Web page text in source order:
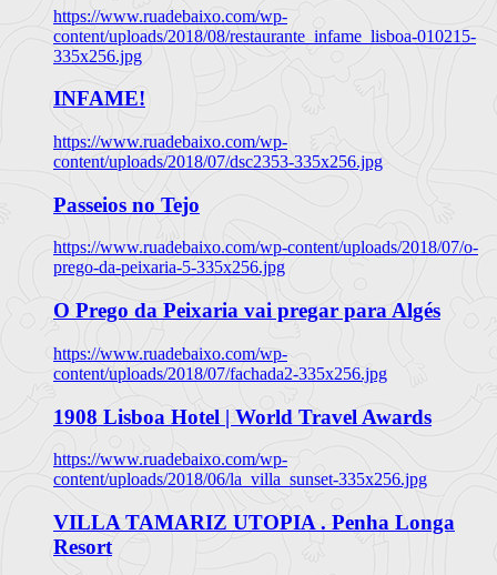
https://www.ruadebaixo.com/wp-
content/uploads/2018/08/restaurante_infame_lisboa-010215-
335x256.jpg
INFAME!
https://www.ruadebaixo.com/wp-
content/uploads/2018/07/dsc2353-335x256.jpg
Passeios no Tejo
https://www.ruadebaixo.com/wp-content/uploads/2018/07/o-
prego-da-peixaria-5-335x256.jpg
O Prego da Peixaria vai pregar para Algés
https://www.ruadebaixo.com/wp-
content/uploads/2018/07/fachada2-335x256.jpg
1908 Lisboa Hotel | World Travel Awards
https://www.ruadebaixo.com/wp-
content/uploads/2018/06/la_villa_sunset-335x256.jpg
VILLA TAMARIZ UTOPIA . Penha Longa
Resort